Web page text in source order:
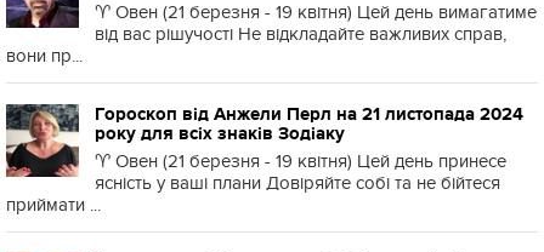
♈️ Овен (21 березня - 19 квітня) Цей день вимагатиме
від вас рішучості Не відкладайте важливих справ,
вони пр...
Гороскоп від Анжели Перл на 21 листопада 2024
року для всіх знаків Зодіаку
♈️ Овен (21 березня - 19 квітня) Цей день принесе
ясність у ваші плани Довіряйте собі та не бійтеся
приймати ...